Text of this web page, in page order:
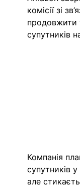
комісії зі
продовжити
супутників
Компанія
супутників
але